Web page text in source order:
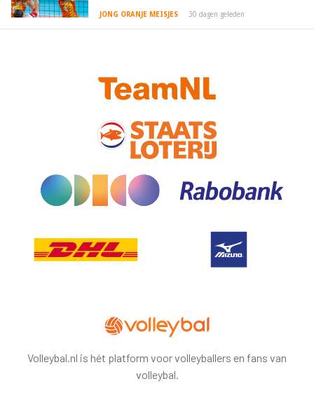
JONG ORANJE MEISJES 30 dagen geleden
Volleybal.nl is hét platform voor volleyballers en fans van
volleybal.